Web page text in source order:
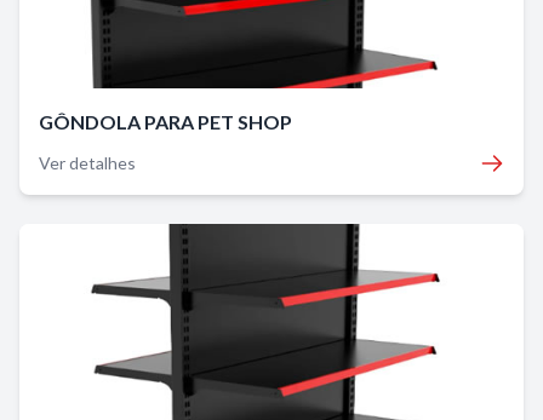
GÔNDOLA PARA PET SHOP
Ver detalhes